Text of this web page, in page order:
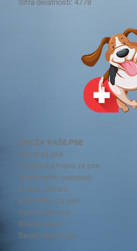
Šifra delatnosti: 4778
SVE ZA VAŠE PSE
Hrana za pse
Terapijska hrana za pse
Veterinarski preparati
Dodaci ishrani
Kozmetika za pse
Oprema za pse
Bolesti pasa
Saveti veterinara